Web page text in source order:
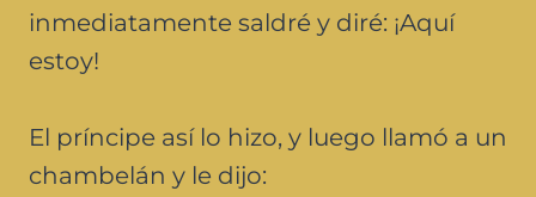
inmediatamente saldré y diré: ¡Aquí
estoy!
El príncipe así lo hizo, y luego llamó a un
chambelán y le dijo: